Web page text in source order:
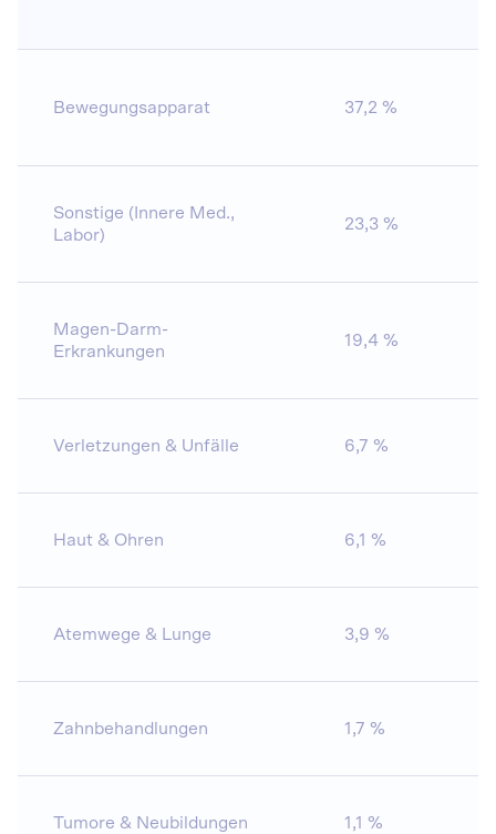
Bewegungsapparat 37,2 %
Sonstige (Innere Med.,
Labor)
23,3 %
Magen-Darm-
Erkrankungen
19,4 %
Verletzungen & Unfälle 6,7 %
Haut & Ohren 6,1 %
Atemwege & Lunge 3,9 %
Zahnbehandlungen 1,7 %
Tumore & Neubildungen 1,1 %